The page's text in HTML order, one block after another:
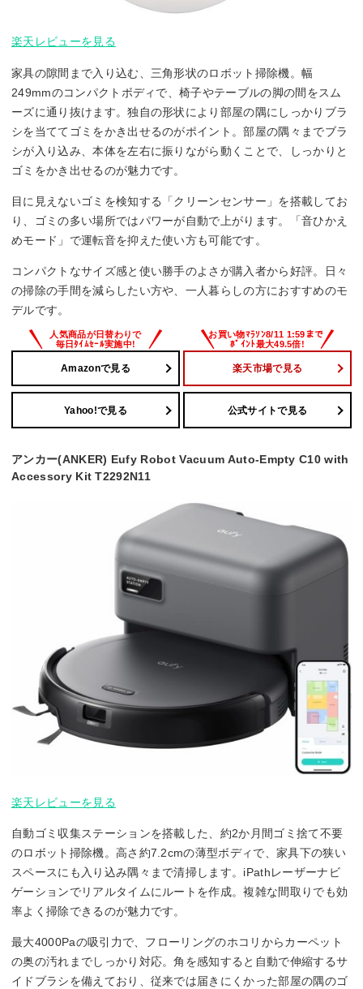
楽天レビューを見る
家具の隙間まで入り込む、三角形状のロボット掃除機。幅
249mmのコンパクトボディで、椅子やテーブルの脚の間をスム
ーズに通り抜けます。独自の形状により部屋の隅にしっかりブラ
シを当ててゴミをかき出せるのがポイント。部屋の隅々までブラ
シが入り込み、本体を左右に振りながら動くことで、しっかりと
ゴミをかき出せるのが魅力です。
目に見えないゴミを検知する「クリーンセンサー」を搭載してお
り、ゴミの多い場所ではパワーが自動で上がります。「音ひかえ
めモード」で運転音を抑えた使い方も可能です。
コンパクトなサイズ感と使い勝手のよさが購入者から好評。日々
の掃除の手間を減らしたい方や、一人暮らしの方におすすめのモ
デルです。
Amazonで見る 楽天市場で見る
Yahoo!で見る 公式サイトで見る
アンカー(ANKER) Eufy Robot Vacuum Auto-Empty C10 with
Accessory Kit T2292N11
楽天レビューを見る
自動ゴミ収集ステーションを搭載した、約2か月間ゴミ捨て不要
のロボット掃除機。高さ約7.2cmの薄型ボディで、家具下の狭い
スペースにも入り込み隅々まで清掃します。iPathレーザーナビ
ゲーションでリアルタイムにルートを作成。複雑な間取りでも効
率よく掃除できるのが魅力です。
最大4000Paの吸引力で、フローリングのホコリからカーペット
の奥の汚れまでしっかり対応。角を感知すると自動で伸縮するサ
イドブラシを備えており、従来では届きにくかった部屋の隅のゴ